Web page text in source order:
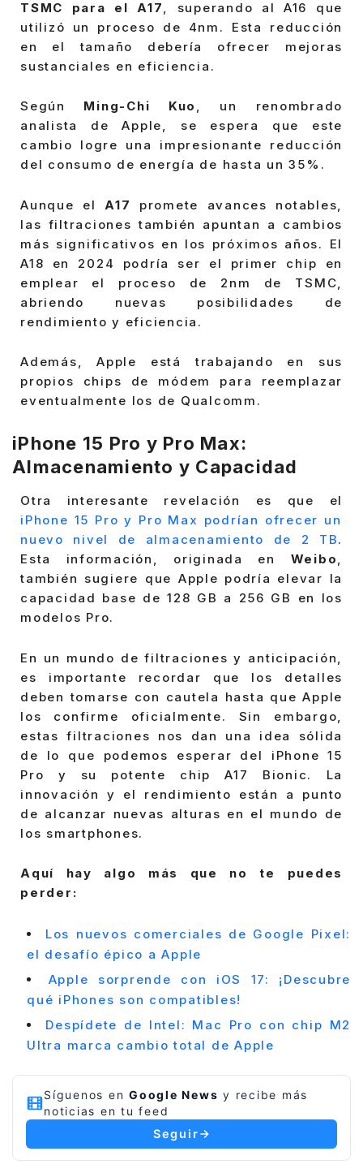
TSMC para el A17, superando al A16 que
utilizó un proceso de 4nm. Esta reducción
en el tamaño debería ofrecer mejoras
sustanciales en eficiencia.
Según Ming-Chi Kuo , un renombrado
analista de Apple, se espera que este
cambio logre una impresionante reducción
del consumo de energía de hasta un 35%.
Aunque el A17 promete avances notables,
las filtraciones también apuntan a cambios
más significativos en los próximos años. El
A18 en 2024 podría ser el primer chip en
emplear el proceso de 2nm de TSMC,
abriendo nuevas posibilidades de
rendimiento y eficiencia.
Además, Apple está trabajando en sus
propios chips de módem para reemplazar
eventualmente los de Qualcomm.
iPhone 15 Pro y Pro Max:
Almacenamiento y Capacidad
Otra interesante revelación es que el
iPhone 15 Pro y Pro Max podrían ofrecer un
nuevo nivel de almacenamiento de 2 TB.
Esta información, originada en Weibo,
también sugiere que Apple podría elevar la
capacidad base de 128 GB a 256 GB en los
modelos Pro.
En un mundo de filtraciones y anticipación,
es importante recordar que los detalles
deben tomarse con cautela hasta que Apple
los confirme oficialmente. Sin embargo,
estas filtraciones nos dan una idea sólida
de lo que podemos esperar del iPhone 15
Pro y su potente chip A17 Bionic. La
innovación y el rendimiento están a punto
de alcanzar nuevas alturas en el mundo de
los smartphones.
Aquí hay algo más que no te puedes
perder:
Los nuevos comerciales de Google Pixel:
el desafío épico a Apple
Apple sorprende con iOS 17: ¡Descubre
qué iPhones son compatibles!
Despídete de Intel: Mac Pro con chip M2
Ultra marca cambio total de Apple
Síguenos en Google News y recibe más
noticias en tu feed
Seguir